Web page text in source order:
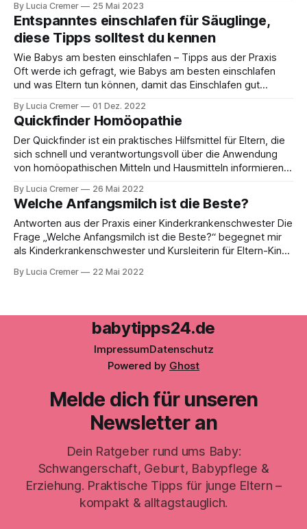
Entscheidungen stärken nicht nur das Selbstbewusstsein,
sondern machen das Essen zu einem echten Erlebnis
By Lucia Cremer 25 Mai 2023
Entspanntes einschlafen für Säuglinge,
diese Tipps solltest du kennen
Wie Babys am besten einschlafen – Tipps aus der Praxis
Oft werde ich gefragt, wie Babys am besten einschlafen
und was Eltern tun können, damit das Einschlafen gut
Schlaf ist ein Entwicklungsprozess, den Babys nicht „lernen“
müssen – ihr Gehirn reift Schritt für
By Lucia Cremer 01 Dez. 2022
Quickfinder Homöopathie
Der Quickfinder ist ein praktisches Hilfsmittel für Eltern, die
sich schnell und verantwortungsvoll über die Anwendung
von homöopathischen Mitteln und Hausmitteln informieren
ersetzt jedoch keine ärztliche Beratung. Der Quickfinder soll
Eltern unterstützen, informierte Entscheidungen zu treffen
und bei Krankheit ihres Kindes stets den Rat
By Lucia Cremer 26 Mai 2022
Welche Anfangsmilch ist die Beste?
Antworten aus der Praxis einer Kinderkrankenschwester Die
Frage „Welche Anfangsmilch ist die Beste?“ begegnet mir
als Kinderkrankenschwester und Kursleiterin für Eltern-Kind-
Ernährung des Babys eines der wichtigsten Themen für
By Lucia Cremer 22 Mai 2022
babytipps24.de
ImpressumDatenschutz
Powered by Ghost
Melde dich für unseren
Newsletter an
Dein Ratgeber rund ums Baby:
Schwangerschaft, Geburt, Babypflege &
Erziehung. Praktische Tipps für junge Eltern –
kompakt & alltagstauglich.